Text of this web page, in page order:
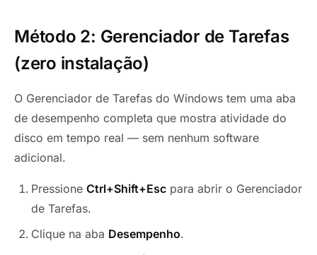
Método 2: Gerenciador de Tarefas
(zero instalação)
O Gerenciador de Tarefas do Windows tem uma aba
de desempenho completa que mostra atividade do
disco em tempo real — sem nenhum software
adicional.
Pressione Ctrl+Shift+Esc para abrir o Gerenciador
de Tarefas.
Clique na aba Desempenho.